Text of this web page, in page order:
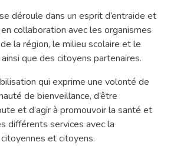
déroule dans un esprit d’entraide et
collaboration avec les organismes
la région, le milieu scolaire et le
que des citoyens partenaires.
qui exprime une volonté de
de bienveillance, d’être
et d’agir à promouvoir la santé et
différents services avec la
et citoyens.